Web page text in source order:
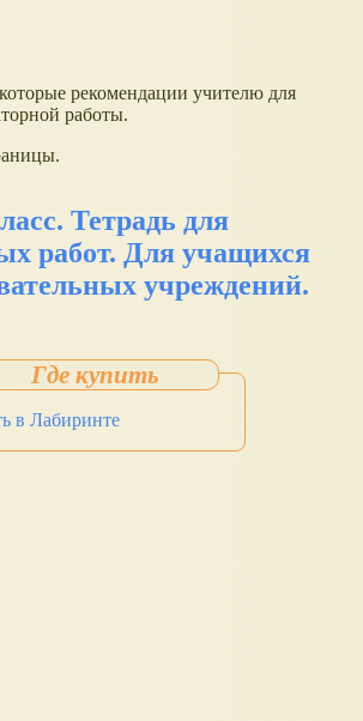
рекомендации учителю для
работы.
Тетрадь для
работ. Для учащихся
учреждений.
в Лабиринте